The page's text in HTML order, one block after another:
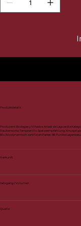
Produktdetails
Produzent: Bodegas y Viñedos Artadi de Laguardia
Traubensorte: Tempranillo Speiseempfehlung:
Bio/biodynamisch zertifiziert Parker: 98 Punkte Lagerstatus
Herkunft
Jahrgang / Volumen
Quelle